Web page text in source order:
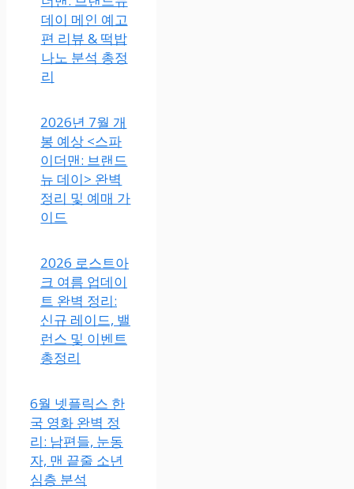
데이 메인 예고
편 리뷰 & 떡밥
나노 분석 총정
리
2026년 7월 개
봉 예상 <스파
이더맨: 브랜드
뉴 데이> 완벽
정리 및 예매 가
이드
2026 로스트아
크 여름 업데이
트 완벽 정리:
신규 레이드, 밸
런스 및 이벤트
총정리
6월 넷플릭스 한
국 영화 완벽 정
리: 남편들, 눈동
자, 맨 끝줄 소년
심층 분석